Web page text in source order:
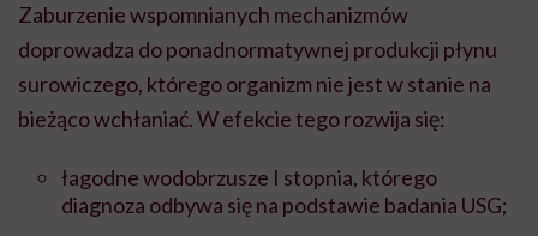
Zaburzenie wspomnianych mechanizmów
doprowadza do ponadnormatywnej produkcji płynu
surowiczego, którego organizm nie jest w stanie na
bieżąco wchłaniać. W efekcie tego rozwija się:
łagodne wodobrzusze I stopnia, którego
diagnoza odbywa się na podstawie badania USG;